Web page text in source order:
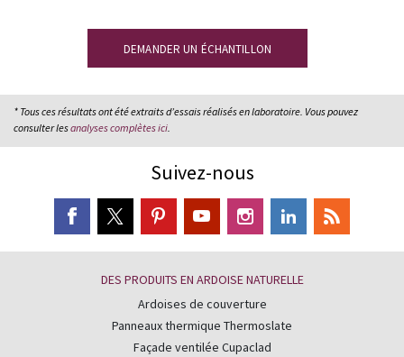
DEMANDER UN ÉCHANTILLON
* Tous ces résultats ont été extraits d’essais réalisés en laboratoire. Vous pouvez
consulter lesanalyses complètes ici.
Suivez-nous
DES PRODUITS EN ARDOISE NATURELLE
Ardoises de couverture
Panneaux thermique Thermoslate
Façade ventilée Cupaclad